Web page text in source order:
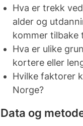
Hva er trekk
alder og
kommer tilbake
Hva er ulike
kortere eller
Hvilke faktorer
Norge?
Data og